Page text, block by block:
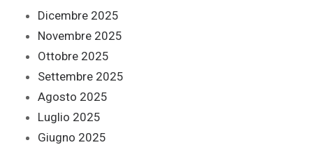
Dicembre 2025
Novembre 2025
Ottobre 2025
Settembre 2025
Agosto 2025
Luglio 2025
Giugno 2025